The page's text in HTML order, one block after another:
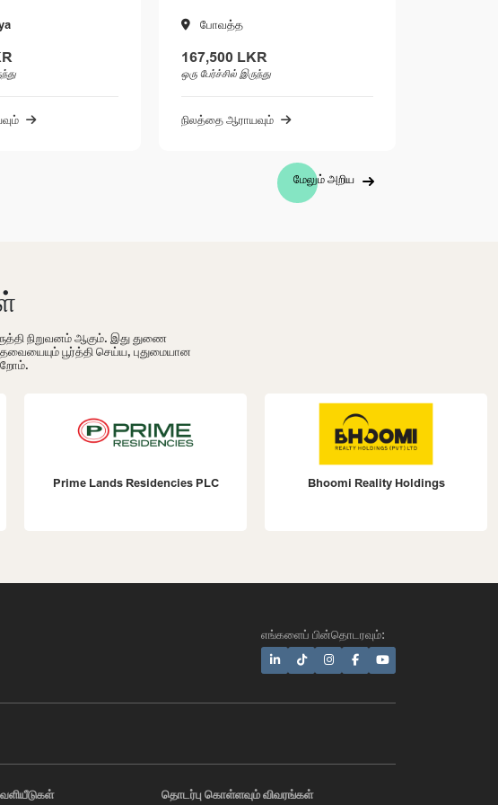
LKR
இருந்து
குளியாப்பிட்டிய
415,000 LKR
ஒரு பேர்ச்சில் இருந்து
நிலத்தை ஆராயவும்
மேலும் அறிய
நிறுவனம் ஆகும். இது துணை
பூர்த்தி செய்ய, புதுமையான
Bhoomi Reality Holdings Prime Group Dubai
எங்களைப் பின்தொடரவும்:
தொடர்பு கொள்ளவும் விவரங்கள்